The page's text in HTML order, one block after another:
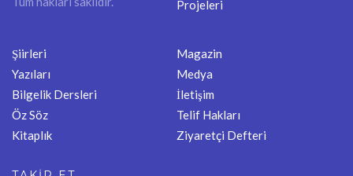
Projeleri
Şiirleri
Yazıları
Bilgelik Dersleri
Öz Söz
Kitaplık
Magazin
Medya
İletişim
Telif Hakları
Ziyaretçi Defteri